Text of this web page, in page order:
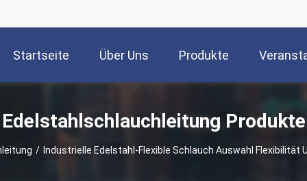
Startseite Über Uns Produkte
Edelstahlschlauchleitung Produkte
/ Industrielle Edelstahl-Flexible Schlauch Auswahl Flexibilität